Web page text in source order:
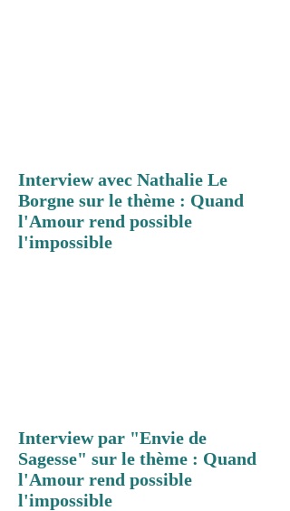
Interview avec Nathalie Le
Borgne sur le thème : Quand
l'Amour rend possible
l'impossible
Interview par "Envie de
Sagesse" sur le thème : Quand
l'Amour rend possible
l'impossible